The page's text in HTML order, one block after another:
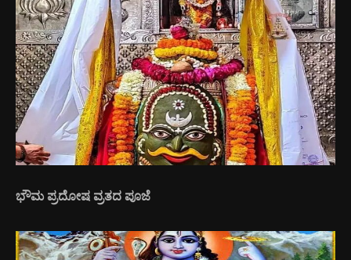
ಭೌಮ ಪ್ರದೋಷ ವ್ರತದ ಪೂಜೆ